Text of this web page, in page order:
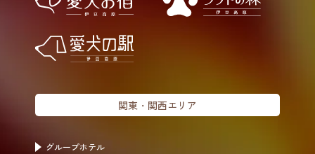
関東・関西エリア
グループホテル